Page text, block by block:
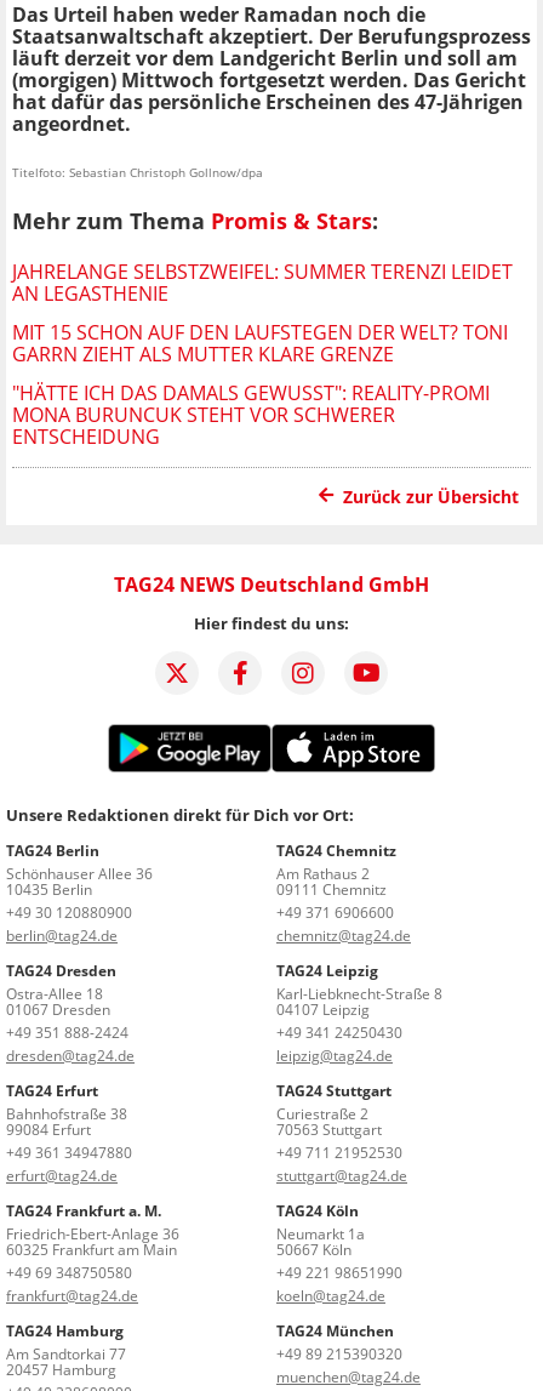
Das Urteil haben weder Ramadan noch die
Staatsanwaltschaft akzeptiert. Der Berufungsprozess
läuft derzeit vor dem Landgericht Berlin und soll am
(morgigen) Mittwoch fortgesetzt werden. Das Gericht
hat dafür das persönliche Erscheinen des 47-Jährigen
angeordnet.
Titelfoto: Sebastian Christoph Gollnow/dpa
Mehr zum Thema Promis & Stars:
JAHRELANGE SELBSTZWEIFEL: SUMMER TERENZI LEIDET
AN LEGASTHENIE
MIT 15 SCHON AUF DEN LAUFSTEGEN DER WELT? TONI
GARRN ZIEHT ALS MUTTER KLARE GRENZE
"HÄTTE ICH DAS DAMALS GEWUSST": REALITY-PROMI
MONA BURUNCUK STEHT VOR SCHWERER
ENTSCHEIDUNG
Zurück zur Übersicht
TAG24 NEWS Deutschland GmbH
Hier findest du uns:
Unsere Redaktionen direkt für Dich vor Ort:
TAG24 Berlin
Schönhauser Allee 36
10435 Berlin
+49 30 120880900
berlin@tag24.de
TAG24 Chemnitz
Am Rathaus 2
09111 Chemnitz
+49 371 6906600
chemnitz@tag24.de
TAG24 Dresden
Ostra-Allee 18
01067 Dresden
+49 351 888-2424
dresden@tag24.de
TAG24 Leipzig
Karl-Liebknecht-Straße 8
04107 Leipzig
+49 341 24250430
leipzig@tag24.de
TAG24 Erfurt
Bahnhofstraße 38
99084 Erfurt
+49 361 34947880
erfurt@tag24.de
TAG24 Stuttgart
Curiestraße 2
70563 Stuttgart
+49 711 21952530
stuttgart@tag24.de
TAG24 Frankfurt a. M.
Friedrich-Ebert-Anlage 36
60325 Frankfurt am Main
+49 69 348750580
frankfurt@tag24.de
TAG24 Köln
Neumarkt 1a
50667 Köln
+49 221 98651990
koeln@tag24.de
TAG24 Hamburg
Am Sandtorkai 77
20457 Hamburg
TAG24 München
+49 89 215390320
muenchen@tag24.de